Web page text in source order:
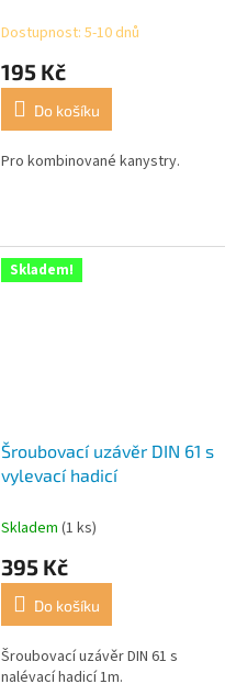
Dostupnost: 5-10 dnů
195 Kč
Do košíku
Pro kombinované kanystry.
Skladem!
Šroubovací uzávěr DIN 61 s
vylevací hadicí
Skladem (1 ks)
395 Kč
Do košíku
Šroubovací uzávěr DIN 61 s
nalévací hadicí 1m.